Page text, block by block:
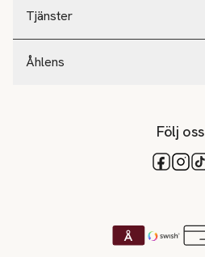
Tjänster
Åhlens
Följ oss